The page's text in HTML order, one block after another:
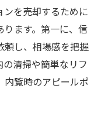
を売却するために
ます。第一に、信
頼し、相場感を把握
清掃や簡単なリフ
内覧時のアピールポ